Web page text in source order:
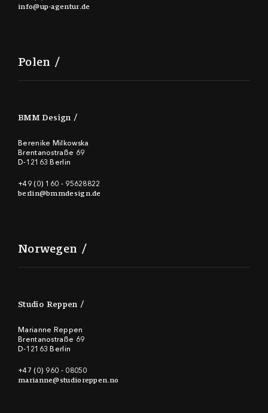
info@up-agentur.de
Polen
BMM Design
Berenike Milkowska
Brentanostraße 69
D-12163 Berlin
+49 (0) 160 - 95628822
berlin@bmmdesign.de
Norwegen
Studio Reppen
Marianne Reppen
Brentanostraße 69
D-12163 Berlin
+47 (0) 960 - 08050
marianne@studioreppen.no